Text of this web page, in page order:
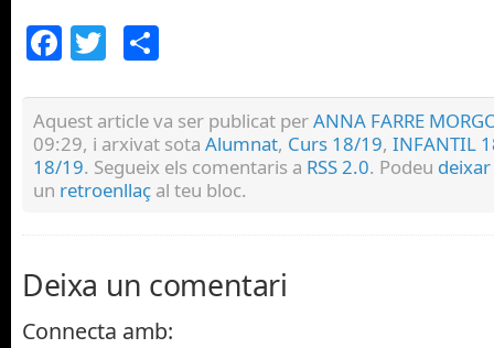
Facebook
Twitter
Aquest article va ser publicat perANNA FARRE
09:29, i arxivat sota Alumnat, Curs 18/19, INFANTIL
18/19. Segueix els comentaris a RSS 2.0. Podeu
un retroenllaç al teu bloc.
Deixa un comentari
Connecta amb: